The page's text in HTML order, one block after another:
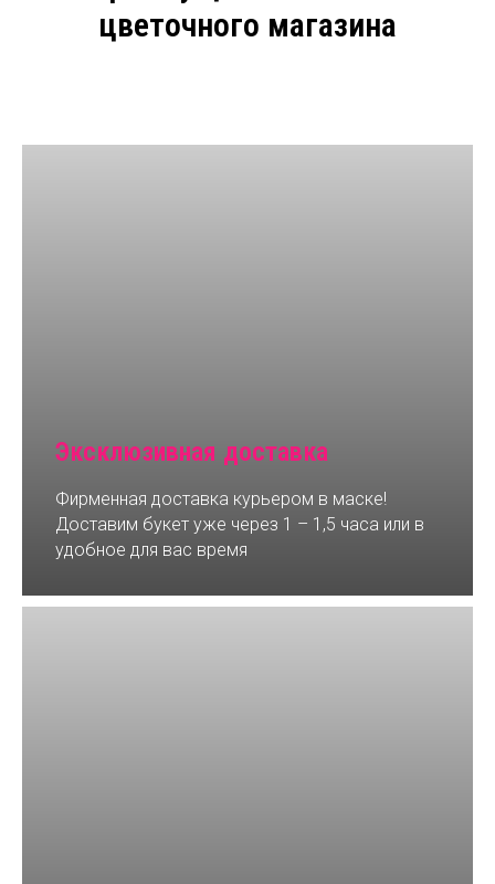
цветочного магазина
Эксклюзивная доставка
Фирменная доставка курьером в маске!
Доставим букет уже через 1 – 1,5 часа или в
удобное для вас время